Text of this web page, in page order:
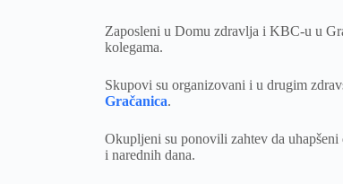
Zaposleni u Domu zdravlja i KBC-u u
kolegama.
Skupovi su organizovani i u drugim
Gračanica.
Okupljeni su ponovili zahtev da
i narednih dana.